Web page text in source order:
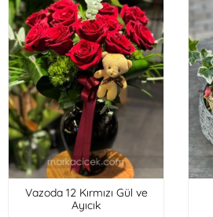
Vazoda 12 Kırmızı Gül ve
Ayıcık